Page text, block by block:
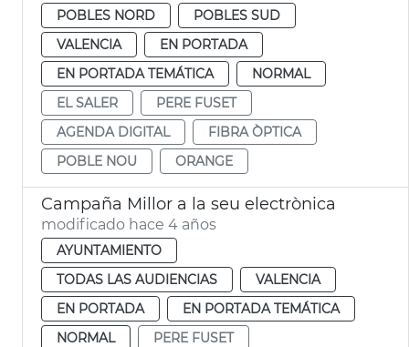
POBLES NORD
POBLES SUD
VALENCIA
EN PORTADA
EN PORTADA TEMÁTICA
NORMAL
EL SALER
PERE FUSET
AGENDA DIGITAL
FIBRA ÒPTICA
POBLE NOU
ORANGE
Campaña Millor a la seu electrònica
modificado hace 4 años
AYUNTAMIENTO
TODAS LAS AUDIENCIAS
VALENCIA
EN PORTADA
EN PORTADA TEMÁTICA
NORMAL
PERE FUSET